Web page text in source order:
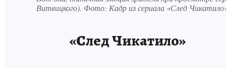
Витвицкого). Фото: Кадр из сериала «След
«След Чикатило»